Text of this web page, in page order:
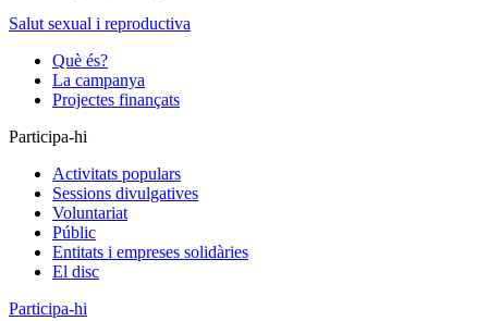
Salut sexual i reproductiva
Què és?
La campanya
Projectes finançats
Participa-hi
Activitats populars
Sessions divulgatives
Voluntariat
Públic
Entitats i empreses solidàries
El disc
Participa-hi